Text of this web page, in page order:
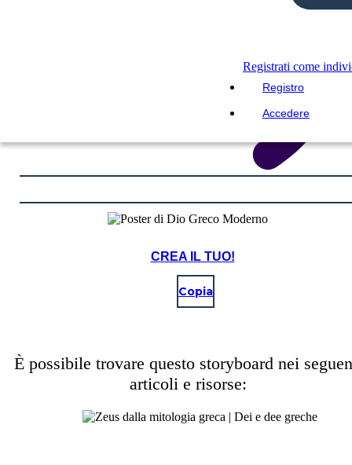
Registrati come
Registro
Accedere
CREA IL TUO!
Copia
È possibile trovare questo storyboard nei
articoli e risorse: